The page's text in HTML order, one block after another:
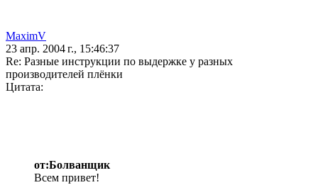
MaximV
23 апр. 2004 г., 15:46:37
Re: Разные инструкции по выдержке у разных
производителей плёнки
Цитата:
от:Болванщик
Всем привет!